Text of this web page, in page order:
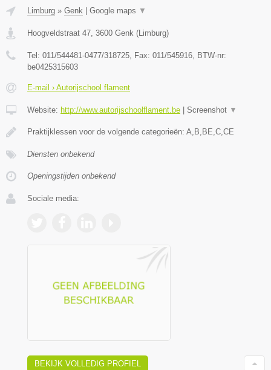
Limburg » Genk Google maps ▼
Hoogveldstraat 47, 3600 Genk (Limburg)
Tel: 011/544481-0477/318725, Fax: 011/545916, BTW-nr:
be0425315603
E-mail › Autorijschool flament
Website: http://www.autorijschoolflament.be Screenshot ▼
Praktijklessen voor de volgende categorieën: A,B,BE,C,CE
Diensten onbekend
Openingstijden onbekend
Sociale media:
BEKIJK VOLLEDIG PROFIEL